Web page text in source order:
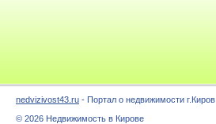
nedvizivost43.ru - Портал о недвижимости г.Киров
© 2026 Недвижимость в Кирове